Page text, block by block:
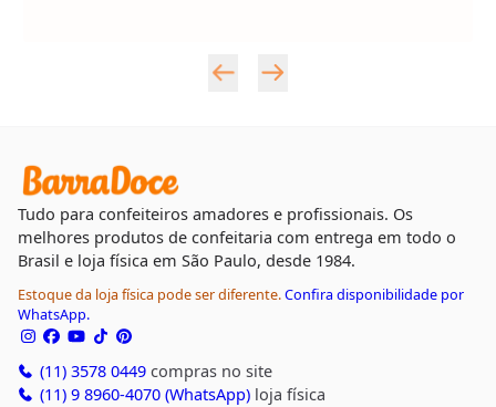
Tudo para confeiteiros amadores e profissionais. Os
melhores produtos de confeitaria com entrega em todo o
Brasil e loja física em São Paulo, desde 1984.
Estoque da loja física pode ser diferente.Confira disponibilidade por
WhatsApp.
(11) 3578 0449compras no site
(11) 9 8960-4070 (WhatsApp)loja física